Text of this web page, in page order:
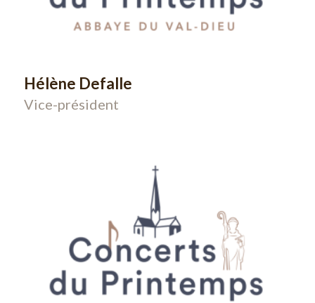
Hélène Defalle
Vice-président